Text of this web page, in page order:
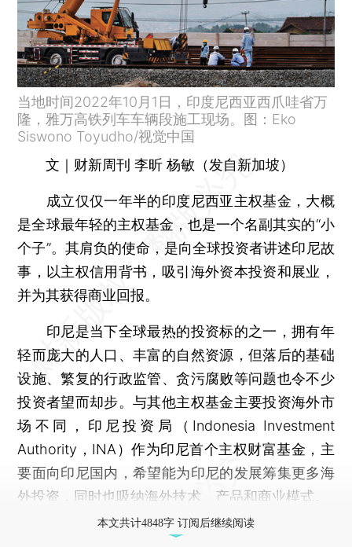
当地时间2022年10月1日，印度尼西亚西爪哇省万
隆，雅万高铁列车车辆段施工现场。图：Eko
Siswono Toyudho/视觉中国
文｜财新周刊 李昕 杨敏（发自新加坡）
成立仅仅一年半的印度尼西亚主权基金，大概
是全球最年轻的主权基金，也是一个名副其实的“小
个子”。其肩负的使命，是向全球投资者讲述印尼故
事，以主权信用背书，吸引海外资本投资和展业，
并为其获得商业回报。
印尼是当下全球最热的投资标的之一，拥有年
轻而庞大的人口、丰富的自然资源，但落后的基础
设施、繁复的行政监管、贪污腐败等问题也令不少
投资者望而却步。与其他主权基金主要投资海外市
场不同，印尼投资局（Indonesia Investment
Authority，INA）作为印尼首个主权财富基金，主
要面向印尼国内，希望能为印尼的发展筹集更多海
外投资，同时也吸纳海外技术、产品和商业模式。
本文共计4848字 订阅后继续阅读